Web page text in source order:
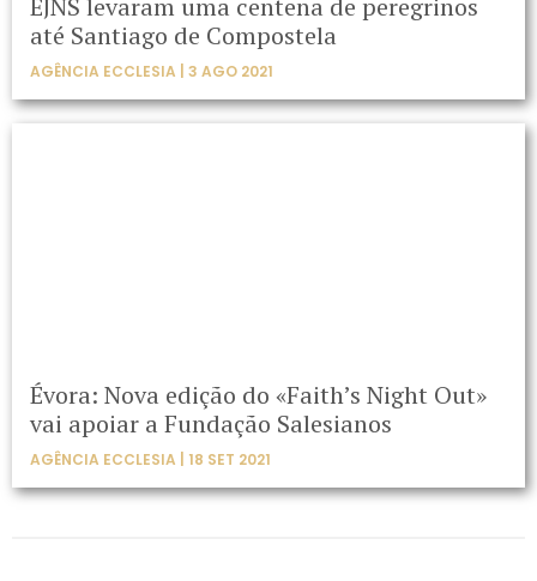
EJNS levaram uma centena de peregrinos
até Santiago de Compostela
AGÊNCIA ECCLESIA | 3 AGO 2021
Évora: Nova edição do «Faith’s Night Out»
vai apoiar a Fundação Salesianos
AGÊNCIA ECCLESIA | 18 SET 2021